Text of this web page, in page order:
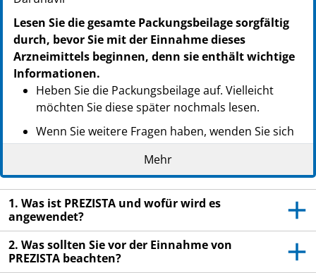
Lesen Sie die gesamte Packungsbeilage sorgfältig
durch, bevor Sie mit der Einnahme dieses
Arzneimittels beginnen, denn sie enthält wichtige
Informationen.
Heben Sie die Packungsbeilage auf. Vielleicht
möchten Sie diese später nochmals lesen.
Wenn Sie weitere Fragen haben, wenden Sie sich
an Ihren Arzt, Apotheker oder das medizinische
Dieses Arzneimittel wurde Ihnen persönlich
verschrieben. Geben Sie es nicht an Dritte weiter.
Es kann anderen Menschen schaden, auch wenn
diese die gleichen Beschwerden haben wie Sie.
Wenn Sie Nebenwirkungen bemerken, wenden Sie
Mehr
1. Was ist PREZISTA und wofür wird es
angewendet?
2. Was sollten Sie vor der Einnahme von
PREZISTA beachten?